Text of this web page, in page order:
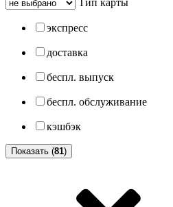
экспресс
доставка
беспл. выпуск
беспл. обслуживание
кэшбэк
Показать (81)